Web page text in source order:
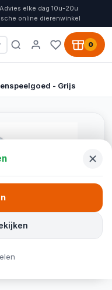
Advies elke dag 10u-20u
online dierenwinkel
0
- Grijs